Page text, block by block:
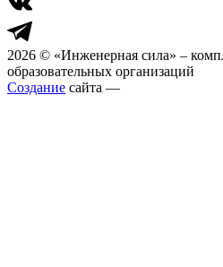
2026 © «Инженерная сила» –
образовательных организаций
Создание сайта —